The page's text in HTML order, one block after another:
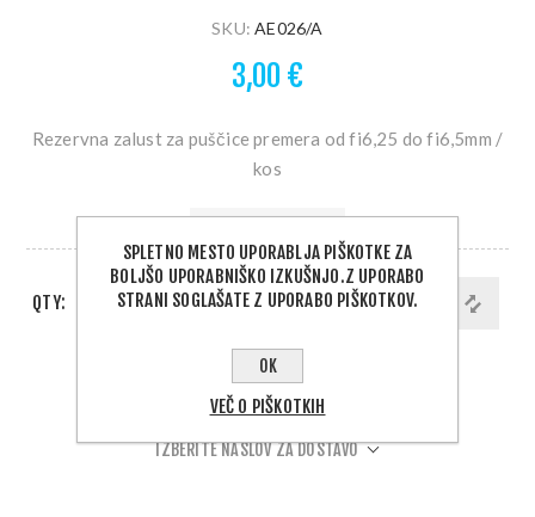
SKU: AE026/A
3,00 €
Rezervna zalust za puščice premera od fi6,25 do fi6,5mm /
kos
QTY: DODAJ V KOŠARICO
IZBERITE NASLOV ZA DOSTAVO
SPLETNO MESTO UPORABLJA PIŠKOTKE ZA
BOLJŠO UPORABNIŠKO IZKUŠNJO.Z UPORABO
STRANI SOGLAŠATE Z UPORABO PIŠKOTKOV.
OK
VEČ O PIŠKOTKIH